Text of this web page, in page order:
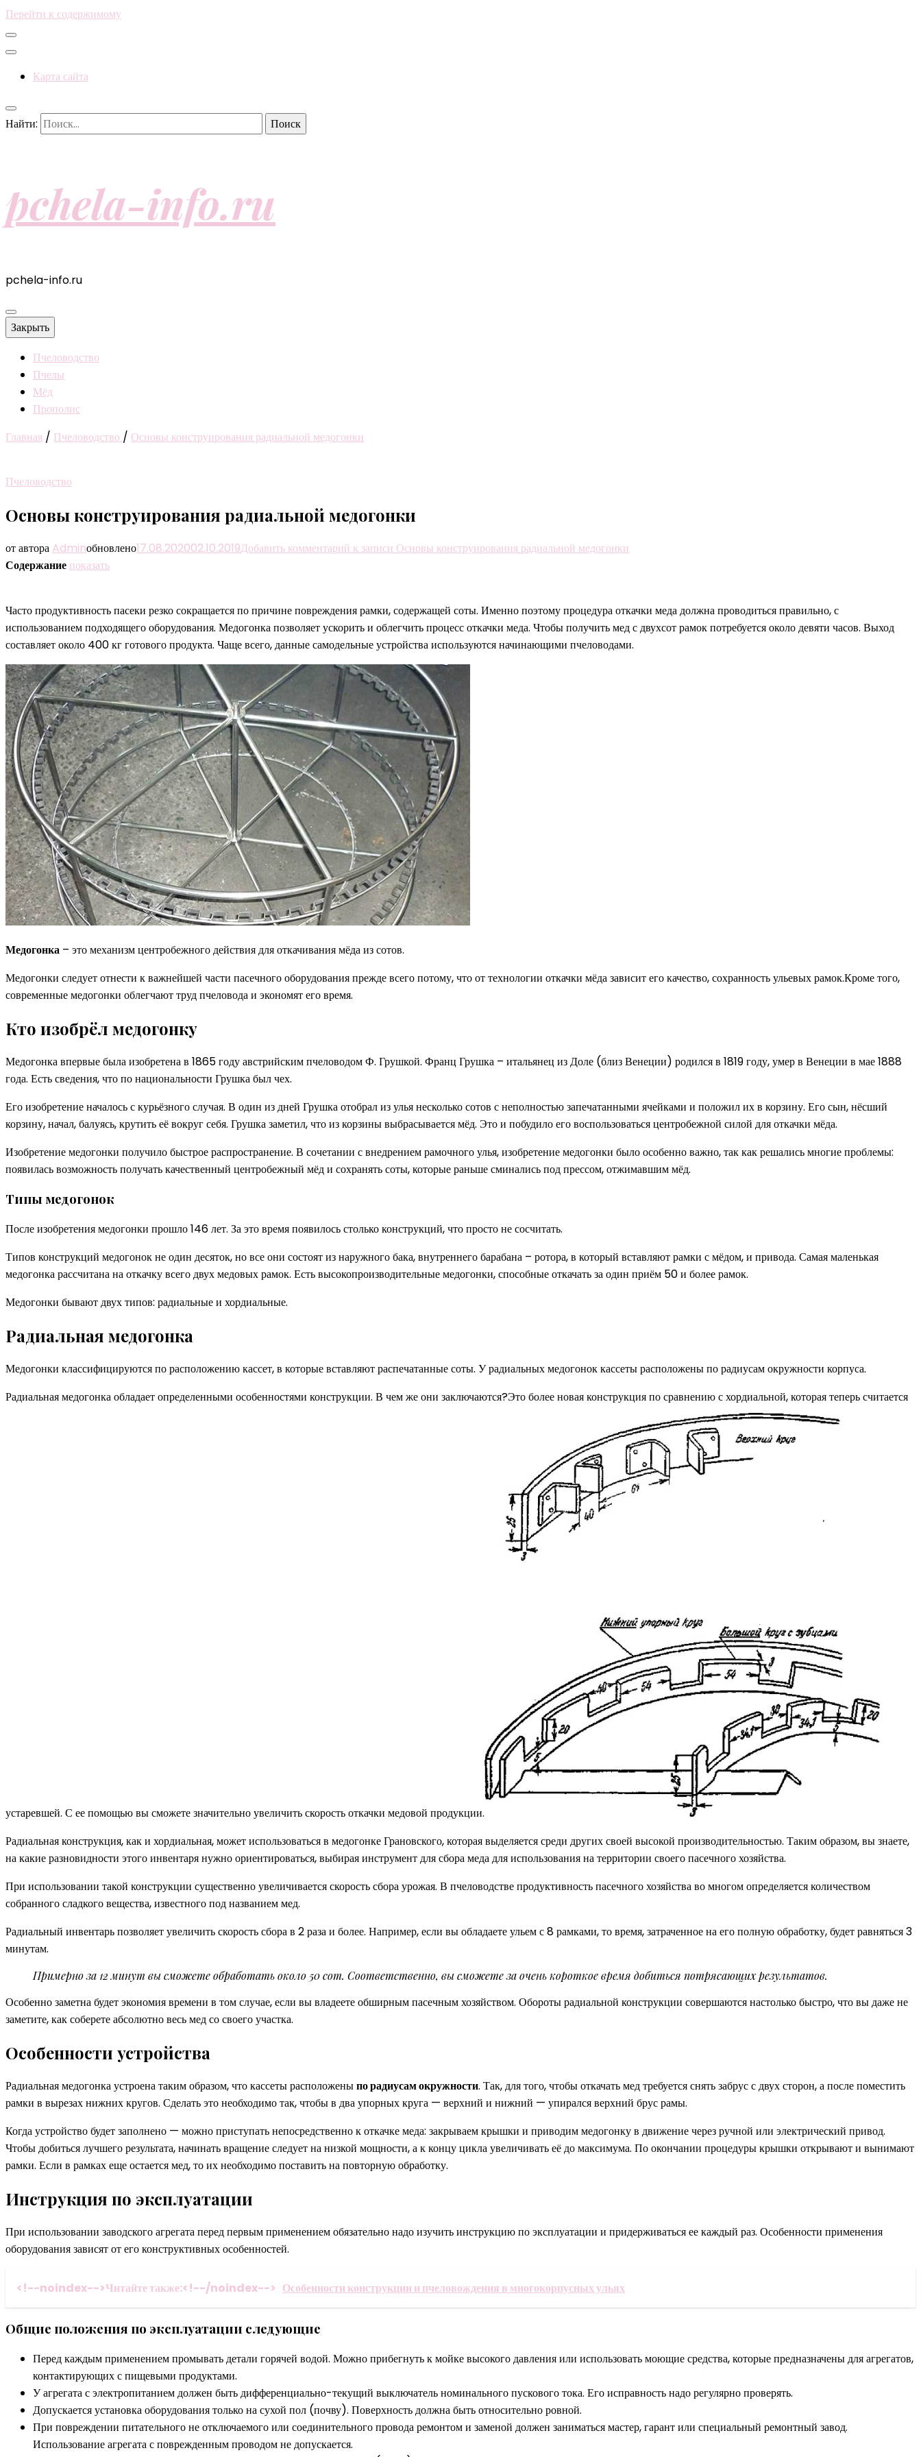
Перейти к содержимому
Карта сайта
Найти:
pchela-info.ru
pchela-info.ru
Закрыть
Пчеловодство
Пчелы
Мёд
Прополис
Главная / Пчеловодство / Основы конструирования радиальной медогонки
Пчеловодство
Основы конструирования радиальной медогонки
от автора Adminобновлено17.08.202002.10.2019Добавить комментарий к записи Основы конструирования радиальной медогонки
Содержание показать
Часто продуктивность пасеки резко сокращается по причине повреждения рамки, содержащей соты. Именно поэтому процедура откачки меда должна проводиться правильно, с
использованием подходящего оборудования. Медогонка позволяет ускорить и облегчить процесс откачки меда. Чтобы получить мед с двухсот рамок потребуется около девяти часов. Выход
составляет около 400 кг готового продукта. Чаще всего, данные самодельные устройства используются начинающими пчеловодами.
Медогонка – это механизм центробежного действия для откачивания мёда из сотов.
Медогонки следует отнести к важнейшей части пасечного оборудования прежде всего потому, что от технологии откачки мёда зависит его качество, сохранность ульевых рамок.Кроме того,
современные медогонки облегчают труд пчеловода и экономят его время.
Кто изобрёл медогонку
Медогонка впервые была изобретена в 1865 году австрийским пчеловодом Ф. Грушкой. Франц Грушка – итальянец из Доле (близ Венеции) родился в 1819 году, умер в Венеции в мае 1888
года. Есть сведения, что по национальности Грушка был чех.
Его изобретение началось с курьёзного случая. В один из дней Грушка отобрал из улья несколько сотов с неполностью запечатанными ячейками и положил их в корзину. Его сын, нёсший
корзину, начал, балуясь, крутить её вокруг себя. Грушка заметил, что из корзины выбрасывается мёд. Это и побудило его воспользоваться центробежной силой для откачки мёда.
Изобретение медогонки получило быстрое распространение. В сочетании с внедрением рамочного улья, изобретение медогонки было особенно важно, так как решались многие проблемы:
появилась возможность получать качественный центробежный мёд и сохранять соты, которые раньше сминались под прессом, отжимавшим мёд.
Типы медогонок
После изобретения медогонки прошло 146 лет. За это время появилось столько конструкций, что просто не сосчитать.
Типов конструкций медогонок не один десяток, но все они состоят из наружного бака, внутреннего барабана – ротора, в который вставляют рамки с мёдом, и привода. Самая маленькая
медогонка рассчитана на откачку всего двух медовых рамок. Есть высокопроизводительные медогонки, способные откачать за один приём 50 и более рамок.
Медогонки бывают двух типов: радиальные и хордиальные.
Радиальная медогонка
Медогонки классифицируются по расположению кассет, в которые вставляют распечатанные соты. У радиальных медогонок кассеты расположены по радиусам окружности корпуса.
Радиальная медогонка обладает определенными особенностями конструкции. В чем же они заключаются?Это более новая конструкция по сравнению с хордиальной, которая теперь считается
устаревшей. С ее помощью вы сможете значительно увеличить скорость откачки медовой продукции.
Радиальная конструкция, как и хордиальная, может использоваться в медогонке Грановского, которая выделяется среди других своей высокой производительностью. Таким образом, вы знаете,
на какие разновидности этого инвентаря нужно ориентироваться, выбирая инструмент для сбора меда для использования на территории своего пасечного хозяйства.
При использовании такой конструкции существенно увеличивается скорость сбора урожая. В пчеловодстве продуктивность пасечного хозяйства во многом определяется количеством
собранного сладкого вещества, известного под названием мед.
Радиальный инвентарь позволяет увеличить скорость сбора в 2 раза и более. Например, если вы обладаете ульем с 8 рамками, то время, затраченное на его полную обработку, будет равняться 3
минутам.
Примерно за 12 минут вы сможете обработать около 50 сот. Соответственно, вы сможете за очень короткое время добиться потрясающих результатов.
Особенно заметна будет экономия времени в том случае, если вы владеете обширным пасечным хозяйством. Обороты радиальной конструкции совершаются настолько быстро, что вы даже не
заметите, как соберете абсолютно весь мед со своего участка.
Особенности устройства
Радиальная медогонка устроена таким образом, что кассеты расположеныпо радиусам окружности. Так, для того, чтобы откачать мед требуется снять забрус с двух сторон, а после поместить
рамки в вырезах нижних кругов. Сделать это необходимо так, чтобы в два упорных круга — верхний и нижний — упирался верхний брус рамы.
Когда устройство будет заполнено — можно приступать непосредственно к откачке меда: закрываем крышки и приводим медогонку в движение через ручной или электрический привод.
Чтобы добиться лучшего результата, начинать вращение следует на низкой мощности, а к концу цикла увеличивать её до максимума. По окончании процедуры крышки открывают и вынимают
рамки. Если в рамках еще остается мед, то их необходимо поставить на повторную обработку.
Инструкция по эксплуатации
При использовании заводского агрегата перед первым применением обязательно надо изучить инструкцию по эксплуатации и придерживаться ее каждый раз. Особенности применения
оборудования зависят от его конструктивных особенностей.
<!--noindex-->Читайте также:<!--/noindex--> Особенности конструкции и пчеловождения в многокорпусных ульях
Общие положения по эксплуатации следующие
Перед каждым применением промывать детали горячей водой. Можно прибегнуть к мойке высокого давления или использовать моющие средства, которые предназначены для агрегатов,
контактирующих с пищевыми продуктами.
У агрегата с электропитанием должен быть дифференциально-текущий выключатель номинального пускового тока. Его исправность надо регулярно проверять.
Допускается установка оборудования только на сухой пол (почву). Поверхность должна быть относительно ровной.
При повреждении питательного не отключаемого или соединительного провода ремонтом и заменой должен заниматься мастер, гарант или специальный ремонтный завод.
Использование агрегата с поврежденным проводом не допускается.